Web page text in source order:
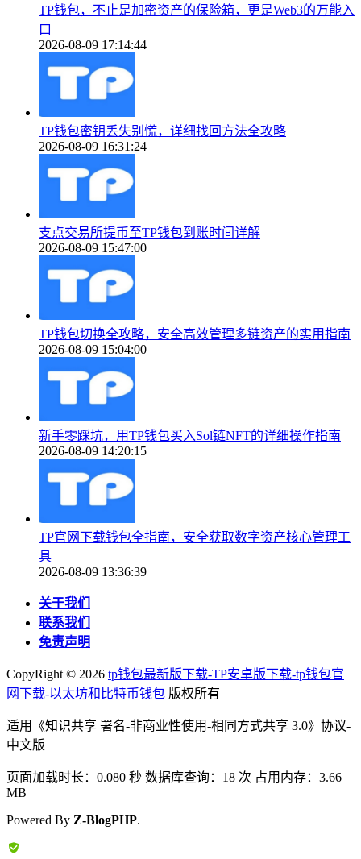
TP钱包，不止是加密资产的保险箱，更是Web3的万能入
口
2026-08-09 17:14:44
TP钱包密钥丢失别慌，详细找回方法全攻略
2026-08-09 16:31:24
支点交易所提币至TP钱包到账时间详解
2026-08-09 15:47:00
TP钱包切换全攻略，安全高效管理多链资产的实用指南
2026-08-09 15:04:00
新手零踩坑，用TP钱包买入Sol链NFT的详细操作指南
2026-08-09 14:20:15
TP官网下载钱包全指南，安全获取数字资产核心管理工
具
2026-08-09 13:36:39
关于我们
联系我们
免责声明
CopyRight © 2026 tp钱包最新版下载-TP安卓版下载-tp钱包官
网下载-以太坊和比特币钱包 版权所有
适用《知识共享 署名-非商业性使用-相同方式共享 3.0》协议-
中文版
页面加载时长：0.080 秒 数据库查询：18 次 占用内存：3.66
MB
Powered By Z-BlogPHP.